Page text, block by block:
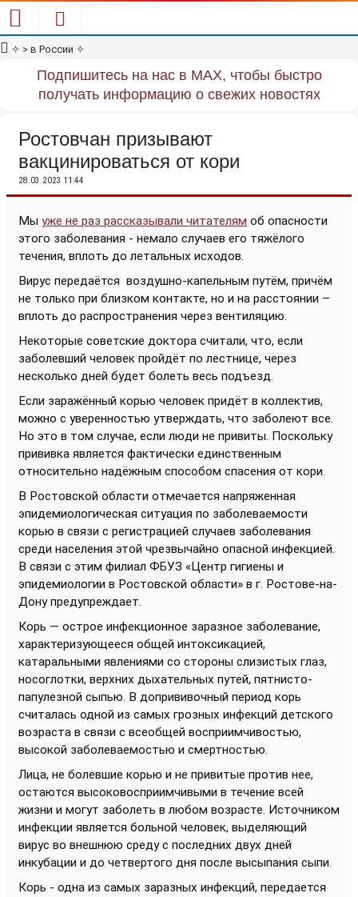
✧ > в России ✧
Подпишитесь на нас в MAX, чтобы быстро
получать информацию о свежих новостях
Ростовчан призывают
вакцинироваться от кори
28.03.2023 11:44
Мы уже не раз рассказывали читателям об опасности
этого заболевания - немало случаев его тяжёлого
течения, вплоть до летальных исходов.
Вирус передаётся воздушно-капельным путём, причём
не только при близком контакте, но и на расстоянии –
вплоть до распространения через вентиляцию.
Некоторые советские доктора считали, что, если
заболевший человек пройдёт по лестнице, через
несколько дней будет болеть весь подъезд.
Если заражённый корью человек придёт в коллектив,
можно с уверенностью утверждать, что заболеют все.
Но это в том случае, если люди не привиты. Поскольку
прививка является фактически единственным
относительно надёжным способом спасения от кори.
В Ростовской области отмечается напряженная
эпидемиологическая ситуация по заболеваемости
корью в связи с регистрацией случаев заболевания
среди населения этой чрезвычайно опасной инфекцией.
В связи с этим филиал ФБУЗ «Центр гигиены и
эпидемиологии в Ростовской области» в г. Ростове-на-
Дону предупреждает.
Корь — острое инфекционное заразное заболевание,
характеризующееся общей интоксикацией,
катаральными явлениями со стороны слизистых глаз,
носоглотки, верхних дыхательных путей, пятнисто-
папулезной сыпью. В допрививочный период корь
считалась одной из самых грозных инфекций детского
возраста в связи с всеобщей восприимчивостью,
высокой заболеваемостью и смертностью.
Лица, не болевшие корью и не привитые против нее,
остаются высоковосприимчивыми в течение всей
жизни и могут заболеть в любом возрасте. Источником
инфекции является больной человек, выделяющий
вирус во внешнюю среду с последних двух дней
инкубации и до четвертого дня после высыпания сыпи.
Корь - одна из самых заразных инфекций, передается